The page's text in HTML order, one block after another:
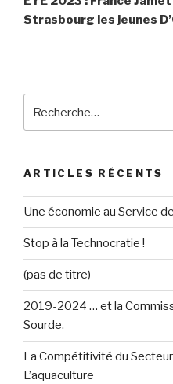
Strasbourg les jeunes
ARTICLES RÉCENTS
Une économie au Service
Stop à la Technocratie !
(pas de titre)
2019-2024 … et la
Sourde.
La Compétitivité du
L’aquaculture